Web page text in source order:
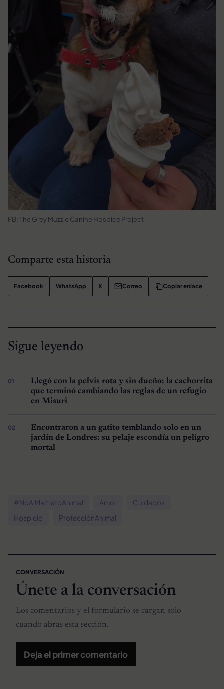
FB: The Grey Muzzle Canine Hospice Project
Comparte esta historia
Facebook WhatsApp X Correo Copiar enlace
Sigue leyendo
Llegó con la pelvis rota y sin dueño: la cachorrita
que terminó cambiando las reglas de un refugio
en Misuri
Encontraron a un gatito temblando solo en un
jardín de Londres: su pelaje escondía un peligro
mortal
#NoAlMaltratoAnimal Amor
Cuidados
Hospicio
ProtecciónAnimal
CONVERSACIÓN
Únete a la conversación
Los comentarios y el formulario se cargan solo
cuando abras esta sección.
Deja el primer comentario